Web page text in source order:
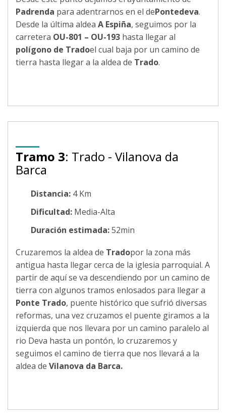
Padrenda para adentrarnos en el dePontedeva.
Desde la última aldea A Espiña, seguimos por la
carretera OU-801 – OU-193 hasta llegar al
polígono de Tradoel cual baja por un camino de
tierra hasta llegar a la aldea de Trado.
Tramo 3: Trado - Vilanova da
Barca
Distancia: 4 Km
Dificultad: Media-Alta
Duración estimada:52min
Cruzaremos la aldea de Tradopor la zona más
antigua hasta llegar cerca de la iglesia parroquial. A
partir de aquí se va descendiendo por un camino de
tierra con algunos tramos enlosados para llegar a
Ponte Trado, puente histórico que sufrió diversas
reformas, una vez cruzamos el puente giramos a la
izquierda que nos llevara por un camino paralelo al
rio Deva hasta un pontón, lo cruzaremos y
seguimos el camino de tierra que nos llevará a la
aldea de Vilanova da Barca.